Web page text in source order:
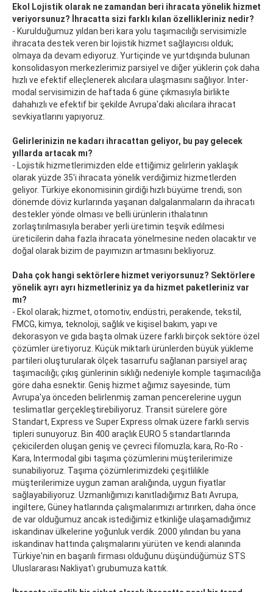
Ekol Lojistik olarak ne zamandan beri ihracata yönelik hizmet
veriyorsunuz? İhracatta sizi farklı kılan özellikleriniz nedir?
- Kurulduğumuz yıldan beri kara yolu taşımacılığı servisimizle
ihracata destek veren bir lojistik hizmet sağlayıcısı olduk;
olmaya da devam ediyoruz. Yurtiçinde ve yurtdışında bulunan
konsolidasyon merkezlerimiz parsiyel ve diğer yüklerin çok daha
hızlı ve efektif elleçlenerek alıcılara ulaşmasını sağlıyor. Inter-
modal servisimizin de haftada 6 güne çıkmasıyla birlikte
dahahızlı ve efektif bir şekilde Avrupa'daki alıcılara ihracat
sevkiyatlarını yapıyoruz.
Gelirlerinizin ne kadarı ihracattan geliyor, bu pay gelecek
yıllarda artacak mı?
- Lojistik hizmetlerimizden elde ettiğimiz gelirlerin yaklaşık
olarak yüzde 35'i ihracata yönelik verdiğimiz hizmetlerden
geliyor. Türkiye ekonomisinin girdiği hızlı büyüme trendi, son
dönemde döviz kurlarında yaşanan dalgalanmaların da ihracatı
destekler yönde olması ve belli ürünlerin ithalatının
zorlaştırılmasıyla beraber yerli üretimin teşvik edilmesi
üreticilerin daha fazla ihracata yönelmesine neden olacaktır ve
doğal olarak bizim de payımızın artmasını bekliyoruz.
Daha çok hangi sektörlere hizmet veriyorsunuz? Sektörlere
yönelik ayrı ayrı hizmetleriniz ya da hizmet paketleriniz var
mı?
- Ekol olarak; hizmet, otomotiv, endüstri, perakende, tekstil,
FMCG, kimya, teknoloji, sağlık ve kişisel bakım, yapı ve
dekorasyon ve gıda başta olmak üzere farklı birçok sektöre özel
çözümler üretiyoruz. Küçük miktarlı ürünlerden büyük yükleme
partileri oluşturularak ölçek tasarrufu sağlanan parsiyel araç
taşımacılığı; çıkış günlerinin sıklığı nedeniyle komple taşımacılığa
göre daha esnektir. Geniş hizmet ağımız sayesinde, tüm
Avrupa'ya önceden belirlenmiş zaman pencerelerine uygun
teslimatlar gerçekleştirebiliyoruz. Transit sürelere göre
Standart, Express ve Super Express olmak üzere farklı servis
tipleri sunuyoruz. Bin 400 araçlık EURO 5 standartlarında
çekicilerden oluşan geniş ve çevreci filomuzla; kara, Ro-Ro -
Kara, Intermodal gibi taşıma çözümlerini müşterilerimize
sunabiliyoruz. Taşıma çözümlerimizdeki çeşitlilikle
müşterilerimize uygun zaman aralığında, uygun fiyatlar
sağlayabiliyoruz. Uzmanlığımızı kanıtladığımız Batı Avrupa,
ingiltere, Güney hatlarında çalışmalarımızı artırırken, daha önce
de var olduğumuz ancak istediğimiz etkinliğe ulaşamadığımız
iskandinav ülkelerine yoğunluk verdik. 2000 yılından bu yana
iskandinav hattında çalışmalarını yürüten ve kendi alanında
Türkiye'nin en başarılı firması olduğunu düşündüğümüz STS
Uluslararası Nakliyat'ı grubumuza kattık.